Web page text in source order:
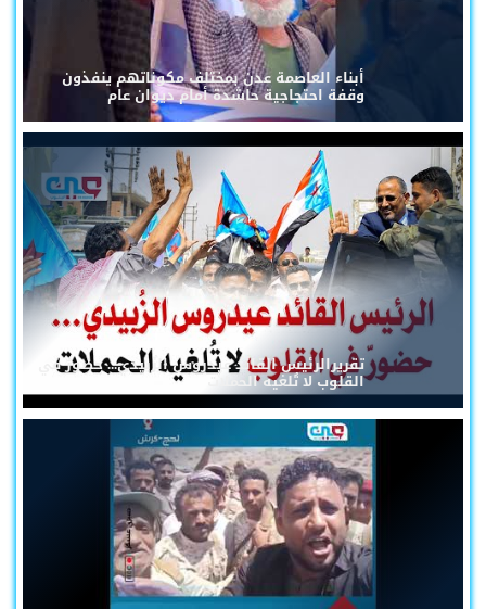
أبناء العاصمة عدن بمختلف مكوناتهم ينفذون
وقفة احتجاجية حاشدة أمام ديوان عام
تقريرالرئيس القائد عيدروس الزُبيدي... حضورٌ في
القلوب لا تُلغيه الحملات